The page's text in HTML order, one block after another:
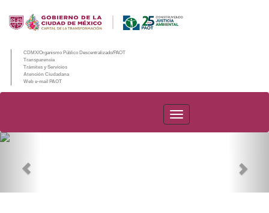
CDMX/Organismo Público Descentralizado/PAOT
Transparencia
Trámites y Servicios
Atención Ciudadana
Web e-mail PAOT
PAOT